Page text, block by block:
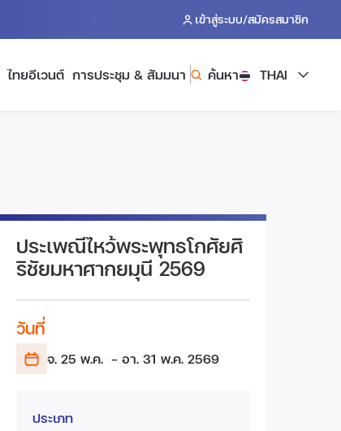
เข้าสู่ระบบ/สมัครสมาชิก
ไทยอีเวนต์ การประชุม & สัมมนา ค้นหา THAI
ประเพณีไหว้พระพุทธโกศัยศิ
ริชัยมหาศากยมุนี 2569
วันที่
จ. 25 พ.ค. - อา. 31 พ.ค. 2569
ประเภท